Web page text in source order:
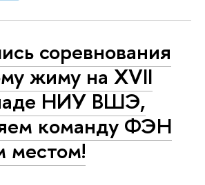
соревнования
жиму на XVII
НИУ ВШЭ,
команду ФЭН
местом!